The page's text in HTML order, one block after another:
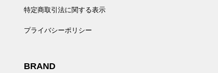
特定商取引法に関する表示
プライバシーポリシー
BRAND